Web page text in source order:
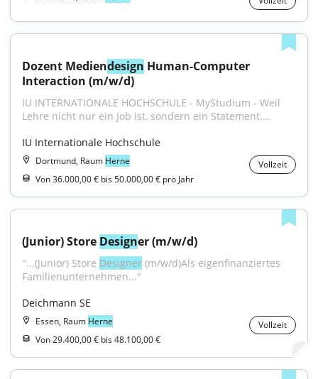
Dozent Mediendesign Human-Computer
Interaction (m/w/d)
IU INTERNATIONALE HOCHSCHULE - MyStudium - Weil
Lehre nicht nur ein Job ist, sondern ein Statement....
IU Internationale Hochschule
Dortmund, Raum Herne
Vollzeit
Von 36.000,00 € bis 50.000,00 € pro Jahr
(Junior) Store Designer (m/w/d)
"...(Junior) Store Designer (m/w/d)Als eigenfinanziertes
Familienunternehmen..."
Deichmann SE
Essen, Raum Herne
Vollzeit
Von 29.400,00 € bis 48.100,00 €